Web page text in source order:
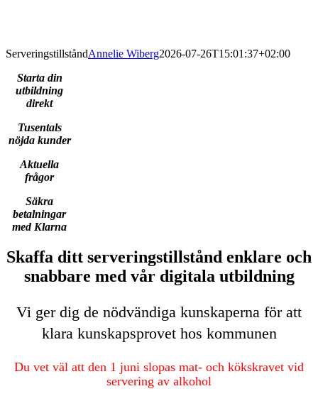
ServeringstillståndAnnelie Wiberg2026-07-26T15:01:37+02:00
Starta din
utbildning
direkt
Tusentals
nöjda kunder
Aktuella
frågor
Säkra
betalningar
med Klarna
Skaffa ditt serveringstillstånd enklare och
snabbare med vår digitala utbildning
Vi ger dig de nödvändiga kunskaperna för att
klara kunskapsprovet hos kommunen
Du vet väl att den 1 juni slopas mat- och kökskravet vid
servering av alkohol